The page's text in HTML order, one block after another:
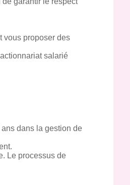
vous proposer des
salarié
dans la gestion de
Le processus de